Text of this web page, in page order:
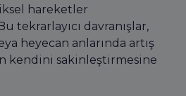
hareketler
tekrarlayıcı davranışlar,
heyecan anlarında artış
kendini sakinleştirmesine